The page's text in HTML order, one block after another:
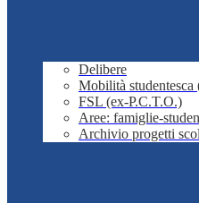
Delibere
Mobilità studentesca
FSL (ex-P.C.T.O.)
Aree: famiglie-
Archivio progetti